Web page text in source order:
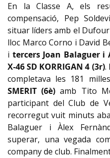
En la Classe A, els
compensació, Pep
situar líders amb el Dufour
lloc Marco Corno i David
i tercers Joan Balaguer i
X-46 SD KORRIGAN 4 (3r).
completava les 181
SMERIT (6è) amb Tito
participant del Club de
recorregut vuit minuts
Balaguer i Àlex
superar, una vegada
company de club.